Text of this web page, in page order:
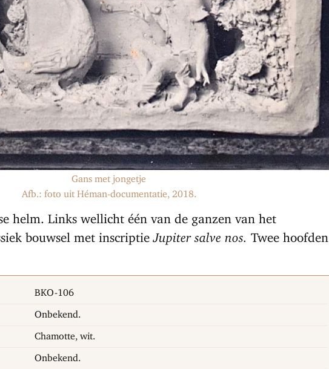
Gans met jongetje
Afb.: foto uit Héman-documentatie, 2018.
helm. Links wellicht één van de ganzen van het
bouwsel met inscriptieJupiter salve nos. Twee hoofden
BKO-106
Onbekend.
Chamotte, wit.
Onbekend.